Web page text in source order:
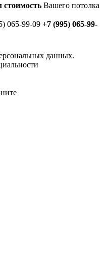
стоимость Вашего потолка
065-99-09 +7 (995) 065-99-
данных.